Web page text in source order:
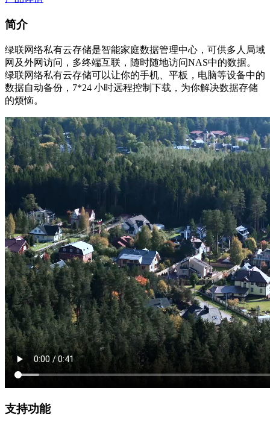
简介
绿联网络私有云存储是智能家庭数据管理中心，可供多人局域
网及外网访问，多终端互联，随时随地访问NAS中的数据。
绿联网络私有云存储可以让你的手机、平板，电脑等设备中的
数据自动备份，7*24 小时远程控制下载，为你解决数据存储
的烦恼。
支持功能